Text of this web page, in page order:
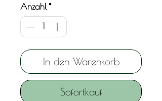
Anzahl *
In den Warenkorb
Sofortkauf